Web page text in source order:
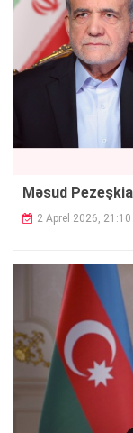
Məsud
2 Aprel 2026, 21:10